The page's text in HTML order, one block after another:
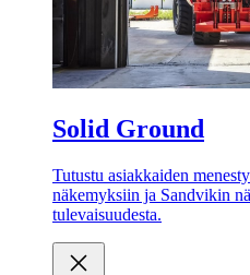
Solid Ground
Tutustu asiakkaiden
näkemyksiin ja Sandvikin
tulevaisuudesta.